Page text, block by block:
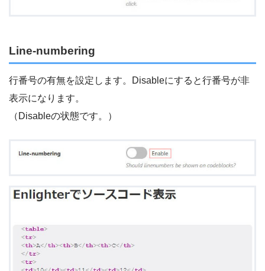
Line-numbering
行番号の有無を設定します。Disableにすると行番号が非
表示になります。
（Disableの状態です。）